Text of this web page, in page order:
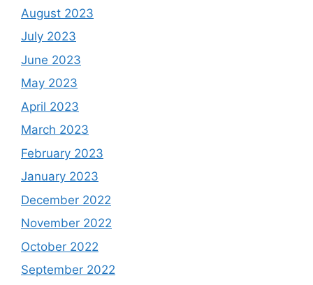
August 2023
July 2023
June 2023
May 2023
April 2023
March 2023
February 2023
January 2023
December 2022
November 2022
October 2022
September 2022